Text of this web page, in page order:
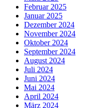
Februar 2025
Januar 2025
Dezember 2024
November 2024
Oktober 2024
September 2024
August 2024
Juli 2024
Juni 2024
Mai 2024
April 2024
März 2024